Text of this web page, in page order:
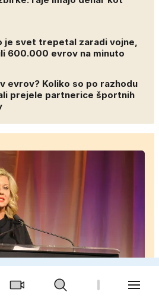
je svet trepetal zaradi vojne,
600.000 evrov na minuto
evrov? Koliko so po razhodu
prejele partnerice športnih
brez sledu: nikoli ga niso
ena tragedija